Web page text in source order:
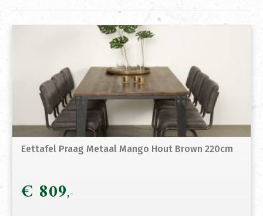
Eettafel Praag Metaal Mango Hout Brown 220cm
€ 809